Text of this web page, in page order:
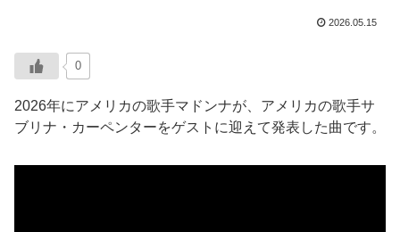
2026.05.15
0
2026年にアメリカの歌手マドンナが、アメリカの歌手サ
ブリナ・カーペンターをゲストに迎えて発表した曲です。